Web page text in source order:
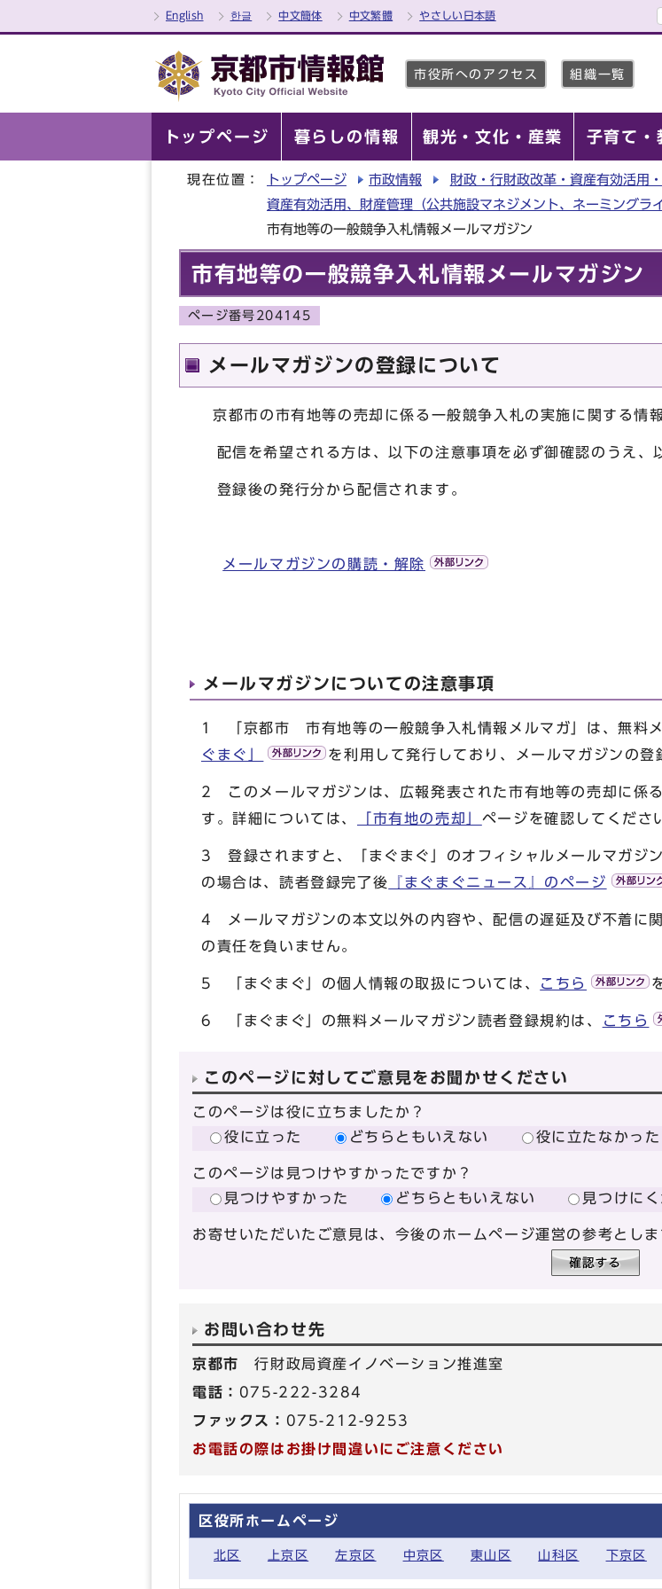
English 한글 中文簡体 中文繁體 やさしい日本語
市役所へのアクセス 組織一覧
トップページ 暮らしの情報 観光・文化・産業 子育て・
現在位置： トップページ 市政情報
財政・行財政改革・資産有効活用
資産有効活用、財産管理（公共施設マネジメント、ネーミングラ
市有地等の一般競争入札情報メールマガジン
市有地等の一般競争入札情報メールマガジン
ページ番号204145
メールマガジンの登録について
京都市の市有地等の売却に係る一般競争入札の実施に関する情
配信を希望される方は、以下の注意事項を必ず御確認のうえ、
登録後の発行分から配信されます。
メールマガジンの購読・解除
メールマガジンについての注意事項
1 「京都市 市有地等の一般競争入札情報メルマガ」は、無料
ぐまぐ」
を利用して発行しており、メールマガジンの
2 このメールマガジンは、広報発表された市有地等の売却に係
す。詳細については、
「市有地の売却」 ページを確認してくださ
3 登録されますと、「まぐまぐ」のオフィシャルメールマガジ
の場合は、読者登録完了後 『まぐまぐニュース』のページ
4 メールマガジンの本文以外の内容や、配信の遅延及び不着に
の責任を負いません。
5 「まぐまぐ」の個人情報の取扱については、 こちら
6 「まぐまぐ」の無料メールマガジン読者登録規約は、 こちら
このページに対してご意見をお聞かせください
このページは役に立ちましたか？
役に立った
どちらともいえない 役に立たなかった
このページは見つけやすかったですか？
見つけやすかった
どちらともいえない 見つけに
お寄せいただいたご意見は、今後のホームページ運営の参考としま
お問い合わせ先
京都市行財政局資産イノベーション推進室
電話： 075-222-3284
ファックス： 075-212-9253
お電話の際はお掛け間違いにご注意ください
区役所ホームページ
北区 上京区 左京区 中京区 東山区 山科区 下京区